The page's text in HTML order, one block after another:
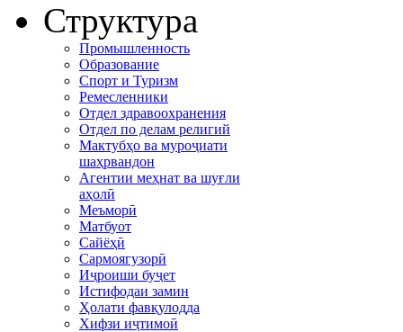
Структура
Промышленность
Образование
Спорт и Туризм
Ремесленники
Отдел здравоохранения
Отдел по делам религий
Мактубҳо ва муроҷиати
шаҳрвандон
Агентии меҳнат ва шуғли
аҳолӣ
Меъморӣ
Матбуот
Сайёҳӣ
Сармоягузорӣ
Иҷроиши буҷет
Истифодаи замин
Ҳолати фавқулодда
Хифзи иҷтимоӣ